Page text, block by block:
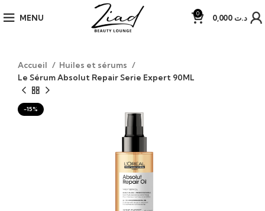
MENU 0 د.ت
Accueil
Huiles et sérums
Le Sérum Absolut Repair Serie Expert 90ML
-15%